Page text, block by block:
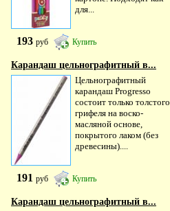
для...
193 руб Купить
Карандаш цельнографитный в...
Цельнографитный
карандаш Progresso
состоит только толстого
грифеля на воско-
масляной основе,
покрытого лаком (без
древесины)....
191 руб Купить
Карандаш цельнографитный в...